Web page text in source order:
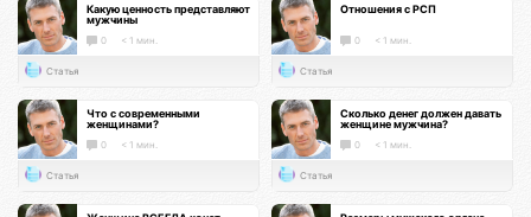
Какую ценность представляют
мужчины
0 < 1 мин.
Статья
Отношения с РСП
0 < 1 мин.
Статья
Что с современными
женщинами?
0 < 1 мин.
Статья
Сколько денег должен давать
женщине мужчина?
0 < 1 мин.
Статья